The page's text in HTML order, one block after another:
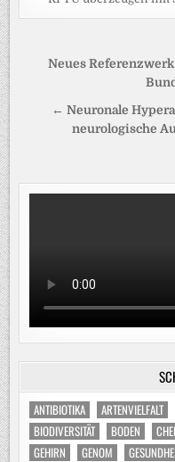
Neues
← Neuronale
neurologische
ANTIBIOTIKA ARTENVIELFALT
BIODIVERSITÄT
BODEN
GEHIRN
GENOM